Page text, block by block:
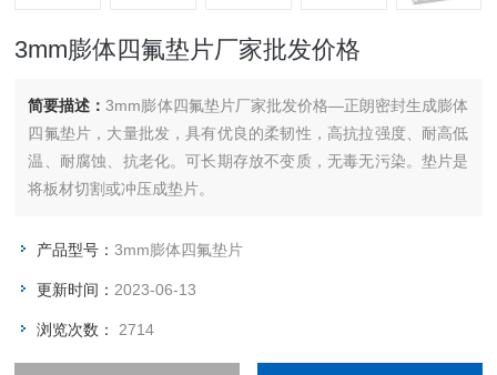
3mm膨体四氟垫片厂家批发价格
简要描述：3mm膨体四氟垫片厂家批发价格—正朗密封生成膨体
四氟垫片，大量批发，具有优良的柔韧性，高抗拉强度、耐高低
温、耐腐蚀、抗老化。可长期存放不变质，无毒无污染。垫片是
将板材切割或冲压成垫片。
产品型号：3mm膨体四氟垫片
更新时间： 2023-06-13
浏览次数： 2714